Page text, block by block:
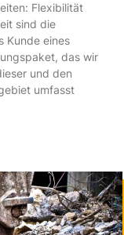
Flexibilität
sind die
Kunde eines
das wir
und den
umfasst